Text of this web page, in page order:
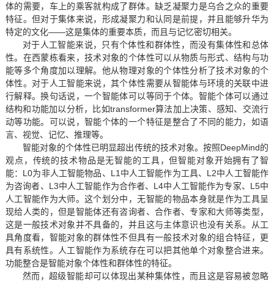
体的需要，车上的乘客就构成了群体。缺乏凝聚力是乌合之众的重要
特征。但对于集体来说，形成凝聚力和认同是前提，并且能够升华为
特定的文化——这是集体的重要本质，而且与记忆密切相关。
对于人工智能来说，只有个体性和群体性，而没有集体性和总体
性。在西蒙栋看来，技术对象的个体性可以从物质与形式、结构与功
能等多个角度加以理解。他从物理对象的个体性分析了技术对象的个
体性。对于人工智能来说，其个体性需要从智能体与环境的关联中进
行解释。换句话说，一个智能体可以等同于个体。智能个体可以通过
结构和功能加以分析，比如transformer算法加上决策、感知、交流行
动等功能。可以说，智能个体的一个特征是整合了不同的能力，如语
言、视觉、记忆、推理等。
智能对象的个体性已明显超出传统的技术对象。按照DeepMind的
观点，传统的技术物品是无智能的工具，但智能对象开始拥有了智
能：L0为非人工智能物品、L1中人工智能作为工具、L2中人工智能作
为咨询者、L3中人工智能作为合作者、L4中人工智能作为专家、L5中
人工智能作为大师。这个划分中，无智能的物品本身就是作为工具呈
现给人类的，但是智能体还有咨询者、合作者、专家和大师等类型，
这是一般技术对象并不具备的，并且这与主体意识也没有关系。从工
具角度看，智能对象的群体性不但具有一般技术对象的组合特征，更
具有系统性。人工智能作为系统存在可以把其他单个对象整合进来。
功能整合是智能对象个体性和群体性的特征。
然而，超级智能却可以体现出某种集体性，而且这是容易被忽略